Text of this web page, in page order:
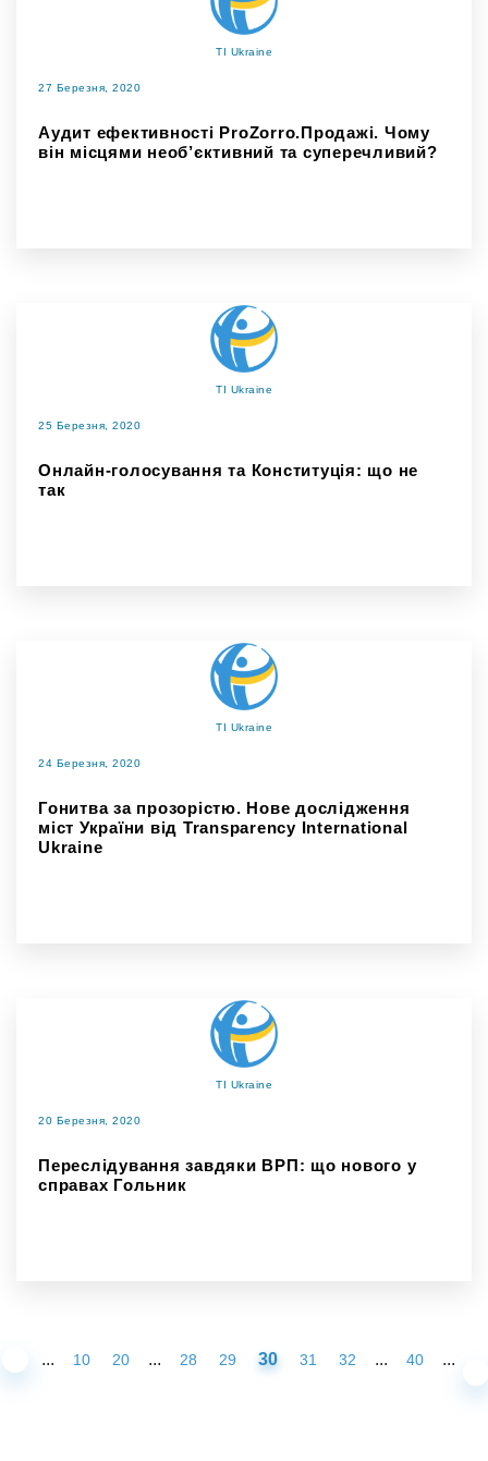
TI Ukraine
27 Березня, 2020
Аудит ефективності ProZorro.Продажі. Чому
він місцями необ’єктивний та суперечливий?
TI Ukraine
25 Березня, 2020
Онлайн-голосування та Конституція: що не
так
TI Ukraine
24 Березня, 2020
Гонитва за прозорістю. Нове дослідження
міст України від Transparency International
Ukraine
TI Ukraine
20 Березня, 2020
Переслідування завдяки ВРП: що нового у
справах Гольник
... 10 20 ... 28 29 30 31 32 ... 40 ...